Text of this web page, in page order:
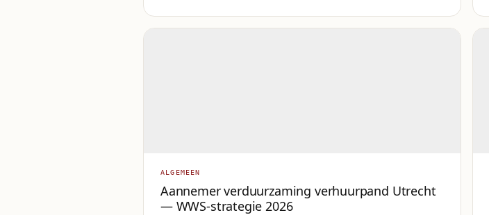
ALGEMEEN
Aannemer verduurzaming verhuurpand Utrecht
— WWS-strategie 2026